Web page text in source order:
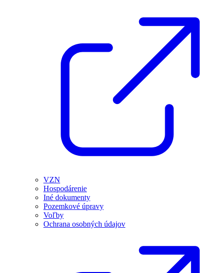
VZN
Hospodárenie
Iné dokumenty
Pozemkové úpravy
Voľby
Ochrana osobných údajov